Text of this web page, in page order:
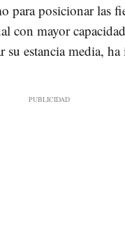
para posicionar las
con mayor
su estancia media,